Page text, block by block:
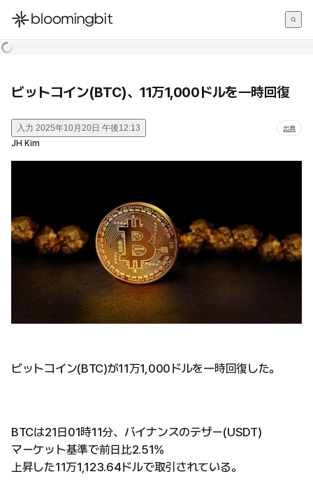
한국어
ビットコイン(BTC)、11万1,000ドルを一時回復
入力 2025年10月20日 午後12:13 出典
JH Kim
ビットコイン(BTC)が11万1,000ドルを一時回復した。
BTCは21日01時11分、バイナンスのテザー(USDT)
マーケット基準で前日比2.51%
上昇した11万1,123.64ドルで取引されている。